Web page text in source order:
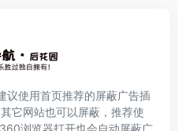
议使用首页推荐的屏蔽广告插
它网站也可以屏蔽，推荐使
浏览器打开也会自动屏蔽广